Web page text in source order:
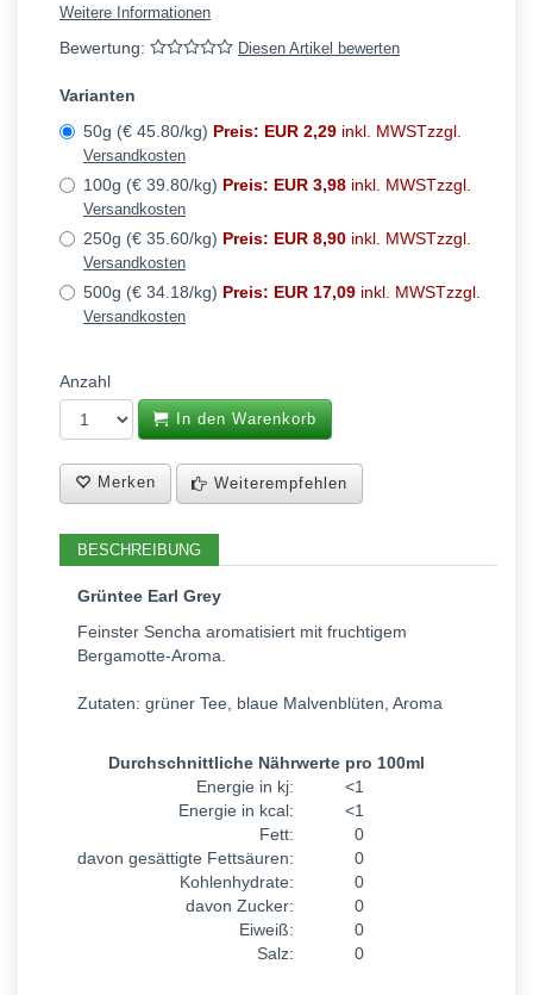
Weitere Informationen
Bewertung: Diesen Artikel bewerten
Varianten
50g (€ 45.80/kg) Preis: EUR 2,29 inkl. MWSTzzgl.
Versandkosten
100g (€ 39.80/kg) Preis: EUR 3,98 inkl. MWSTzzgl.
Versandkosten
250g (€ 35.60/kg) Preis: EUR 8,90 inkl. MWSTzzgl.
Versandkosten
500g (€ 34.18/kg) Preis: EUR 17,09 inkl. MWSTzzgl.
Versandkosten
Anzahl
In den Warenkorb
Merken Weiterempfehlen
BESCHREIBUNG
Grüntee Earl Grey
Feinster Sencha aromatisiert mit fruchtigem
Bergamotte-Aroma.
Zutaten: grüner Tee, blaue Malvenblüten, Aroma
Durchschnittliche Nährwerte pro 100ml
Energie in kj:
<1
Energie in kcal:
<1
Fett:
0
davon gesättigte Fettsäuren:
0
Kohlenhydrate:
0
davon Zucker:
0
Eiweiß:
0
Salz:
0